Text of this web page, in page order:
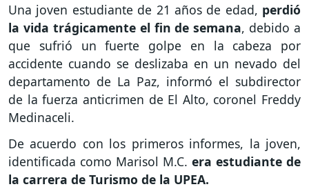
Una joven estudiante de 21 años de edad, perdió
la vida trágicamente el fin de semana, debido a
que sufrió un fuerte golpe en la cabeza por
accidente cuando se deslizaba en un nevado del
departamento de La Paz, informó el subdirector
de la fuerza anticrimen de El Alto, coronel Freddy
Medinaceli.
De acuerdo con los primeros informes, la joven,
identificada como Marisol M.C. era estudiante de
la carrera de Turismo de la UPEA.